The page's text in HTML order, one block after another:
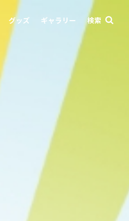
グッズ ギャラリー 検索